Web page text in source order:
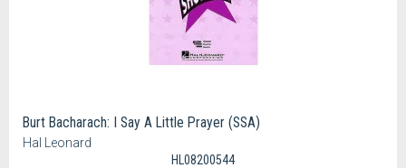
Burt Bacharach: I Say A Little Prayer (SSA)
Hal Leonard
HL08200544